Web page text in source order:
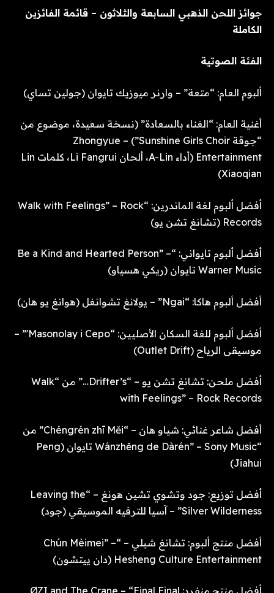
جوائز اللحن الذهبي السابعة والثلاثون – قائمة الفائزين
الكاملة
الفئة الصوتية
ألبوم العام: “متعة” – وارنر ميوزيك تايوان (جولين تساي)
أغنية العام: “الغناء بالسعادة” (نسخة سعيدة، موضوع من
“جوقة Sunshine Girls Choir”) – Zhongyue
Entertainment (أداء A-Lin، ألحان Li Fangrui، كلمات Lin
Xiaoqian)
أفضل ألبوم لغة الماندرين: “Walk with Feelings” – Rock
Records (تشانغ تشن يو)
أفضل ألبوم تايواني: “Be a Kind and Hearted Person” –
Warner Music تايوان (ريكي هسياو)
أفضل ألبوم هاكا: “Ngai” – يولانغ تشوانغل (هوانغ يو هان)
أفضل ألبوم للغة السكان الأصليين: “Masonolay i Cepo'” –
موسيقى الرياح (Outlet Drift)
أفضل ملحن: تشانغ تشن يو – “Drifter’s…” من “Walk
with Feelings” – Rock Records
أفضل شاعر غنائي: شياو هان – “Chéngrén zhī Měi” من
“Wánzhěng de Dàrén” – Sony Music تايوان (Peng
Jiahui)
أفضل توزيع: جود وتشوي تشين هونغ – “Leaving the
Silver Wilderness” – آسيا للترفيه الموسيقي (جود)
أفضل منتج ألبوم: تشانغ شيلي – “Chún Mèimei” –
Hesheng Culture Entertainment (دان ييتشون)